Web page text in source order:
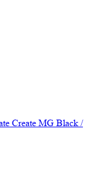
Create MG Black /